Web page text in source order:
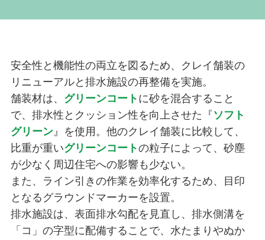
安全性と機能性の両立を図るため、クレイ舗装の
リニューアルと排水施設の再整備を実施。
舗装材は、 グリーンコート に砂を混合すること
で、排水性とクッション性を向上させた『 ソフト
グリーン』を使用。他のクレイ舗装に比較して、
比重が重いグリーンコートの粒子によって、砂塵
が少なく周辺住宅への影響も少ない。
また、ライン引きの作業を効率化するため、目印
となるグラウンドマーカーを設置。
排水施設は、表面排水勾配を見直し、排水側溝を
「コ」の字型に配備することで、水たまりやぬか